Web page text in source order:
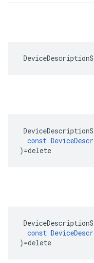
const
) =delete
const
) =delete